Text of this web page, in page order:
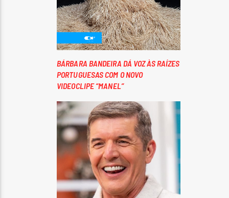
BÁRBARA BANDEIRA DÁ VOZ ÀS RAÍZES
PORTUGUESAS COM O NOVO
VIDEOCLIPE “MANEL”